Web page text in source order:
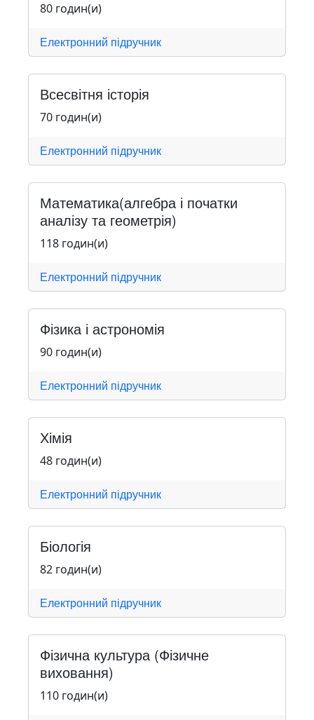
80 годин(и)
Електронний підручник
Всесвітня історія
70 годин(и)
Електронний підручник
Математика(алгебра і початки
аналізу та геометрія)
118 годин(и)
Електронний підручник
Фізика і астрономія
90 годин(и)
Електронний підручник
Хімія
48 годин(и)
Електронний підручник
Біологія
82 годин(и)
Електронний підручник
Фізична культура (Фізичне
виховання)
110 годин(и)